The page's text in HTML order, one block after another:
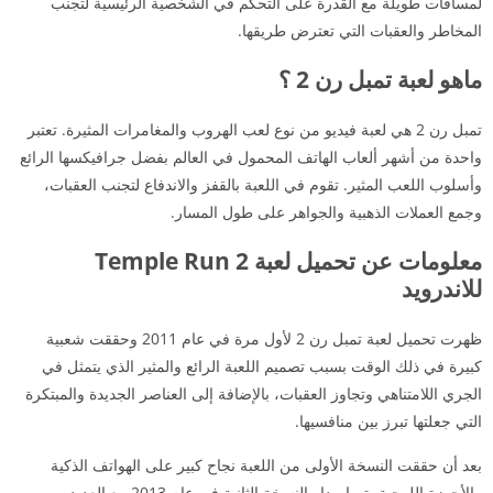
المخاطر والعقبات التي تعترض طريقها.
ماهو لعبة تمبل رن 2 ؟
تمبل رن 2 هي لعبة فيديو من نوع لعب الهروب والمغامرات المثيرة. تعتبر
واحدة من أشهر ألعاب الهاتف المحمول في العالم بفضل جرافيكسها الرائع
وأسلوب اللعب المثير. تقوم في اللعبة بالقفز والاندفاع لتجنب العقبات،
وجمع العملات الذهبية والجواهر على طول المسار.
معلومات عن تحميل لعبة Temple Run 2
للاندرويد
ظهرت تحميل لعبة تمبل رن 2 لأول مرة في عام 2011 وحققت شعبية
كبيرة في ذلك الوقت بسبب تصميم اللعبة الرائع والمثير الذي يتمثل في
الجري اللامتناهي وتجاوز العقبات، بالإضافة إلى العناصر الجديدة والمبتكرة
التي جعلتها تبرز بين منافسيها.
بعد أن حققت النسخة الأولى من اللعبة نجاح كبير على الهواتف الذكية